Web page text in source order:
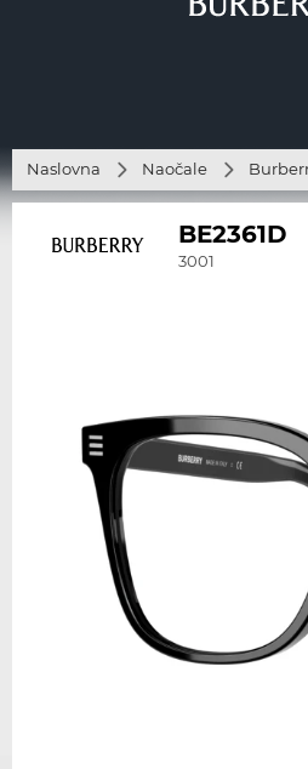
Naslovna Naočale
BE2361D
3001